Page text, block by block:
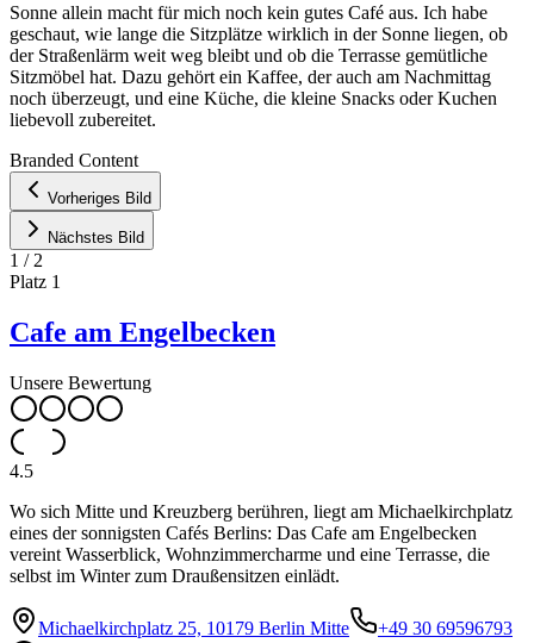
Sonne allein macht für mich noch kein gutes Café aus. Ich habe
geschaut, wie lange die Sitzplätze wirklich in der Sonne liegen, ob
der Straßenlärm weit weg bleibt und ob die Terrasse gemütliche
Sitzmöbel hat. Dazu gehört ein Kaffee, der auch am Nachmittag
noch überzeugt, und eine Küche, die kleine Snacks oder Kuchen
liebevoll zubereitet.
+
−
Branded Content
Vorheriges Bild
Nächstes Bild
1 / 2
Platz 1
Cafe am Engelbecken
Unsere Bewertung
4.5
Wo sich Mitte und Kreuzberg berühren, liegt am Michaelkirchplatz
eines der sonnigsten Cafés Berlins: Das Cafe am Engelbecken
vereint Wasserblick, Wohnzimmercharme und eine Terrasse, die
selbst im Winter zum Draußensitzen einlädt.
Michaelkirchplatz 25, 10179 Berlin Mitte
+49 30 69596793